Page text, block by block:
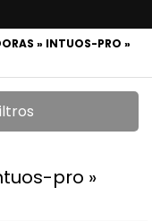
» INTUOS-PRO »
pro »